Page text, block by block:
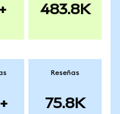
483.8K
Reseñas
75.8K